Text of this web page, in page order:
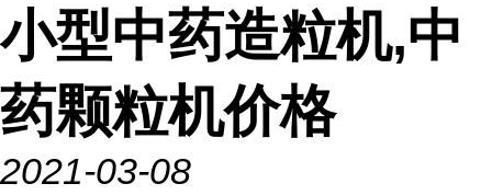
小型中药造粒机,中
药颗粒机价格
2021-03-08